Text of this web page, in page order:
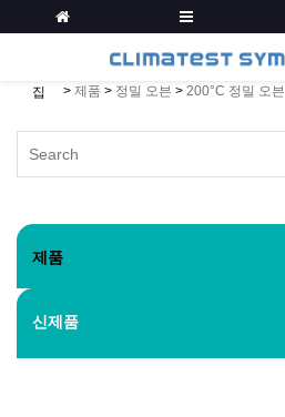
집 > 제품 > 정밀 오븐 > 200°C 정밀 오븐
제품
신제품